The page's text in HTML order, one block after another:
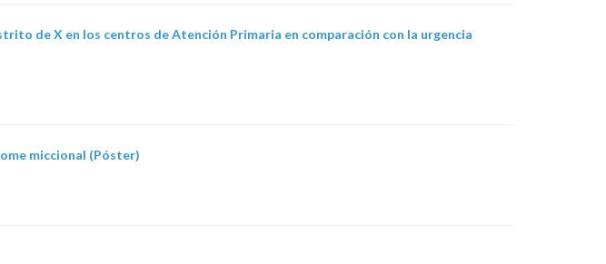
de X en los centros de Atención Primaria en comparación con la urgencia
miccional (Póster)